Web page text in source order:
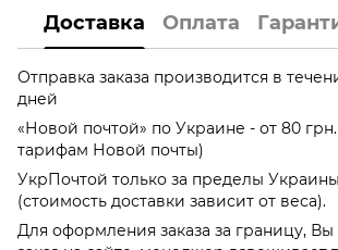
Доставка Оплата
Отправка заказа производится в
дней
«Новой почтой» по Украине - от 80
тарифам Новой почты)
УкрПочтой только за пределы
(стоимость доставки зависит от веса).
Для оформления заказа за границу,